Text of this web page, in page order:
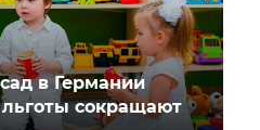
в Германии
сокращают